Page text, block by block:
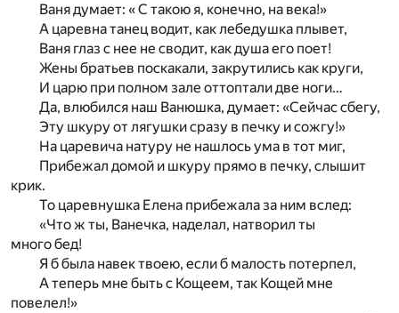
Ваня думает: « С такою я, конечно, на века!»
А царевна танец водит, как лебедушка плывет,
Ваня глаз с нее не сводит, как душа его поет!
Жены братьев поскакали, закрутились как круги,
И царю при полном зале оттоптали две ноги…
Да, влюбился наш Ванюшка, думает: «Сейчас сбегу,
Эту шкуру от лягушки сразу в печку и сожгу!»
На царевича натуру не нашлось ума в тот миг,
Прибежал домой и шкуру прямо в печку, слышит
крик.
То царевнушка Елена прибежала за ним вслед:
«Что ж ты, Ванечка, наделал, натворил ты
много бед!
Я б была навек твоею, если б малость потерпел,
А теперь мне быть с Кощеем, так Кощей мне
повелел!»